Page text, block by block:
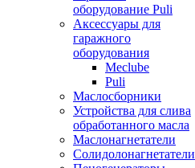
оборудование Puli
Аксессуары для
гаражного
оборудования
Meclube
Puli
Маслосборники
Устройства для слива
обработанного масла
Маслонагнетатели
Солидолонагнетатели